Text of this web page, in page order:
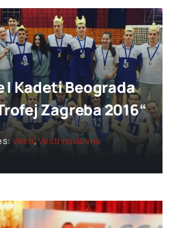
Kadeti Beograda
Zagreba 2016“
Vesti,Vesti naslovna